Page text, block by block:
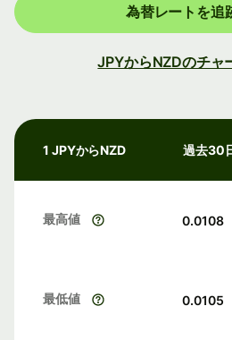
為替レートを追
JPYからNZDのチャ
1 JPYからNZD 過去30
最高値 0.0108
最低値 0.0105